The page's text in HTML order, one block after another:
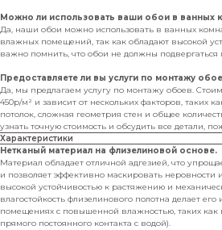
Можно ли использовать ваши обои в ванных
Да, наши обои можно использовать в ванных
влажных помещений, так как обладают высокой
важно помнить, что обои не должны подвергаться
Предоставляете ли вы услуги по монтажу
Да, мы предлагаем услугу по монтажу обоев.
450р/м² и зависит от нескольких факторов, таких
потолок, сложная геометрия стен и общее
узнать точную стоимость и обсудить все детали,
Характеристики
Нетканый материал на флизелиновой основе.
Материал обладает отличной адгезией, что
и позволяет эффективно маскировать неровности
высокой устойчивостью к растяжению и
влагостойкость флизелинового полотна делает
помещениях с повышенной влажностью, таких
прямого постоянного контакта с водой).